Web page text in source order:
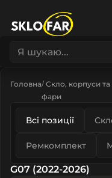
Головна Скло, корпуси та
фари
Всі позиції
Ремкомплект
G07 (2022-2026)